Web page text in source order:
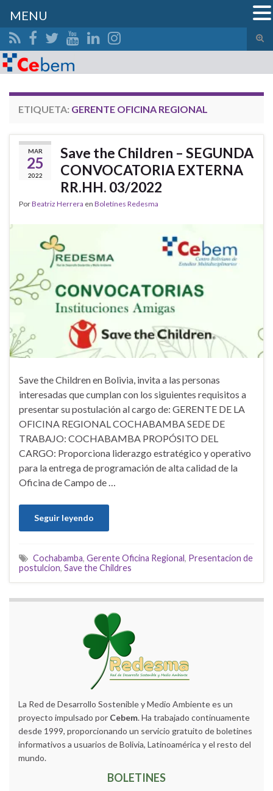
el
Search for:
ETIQUETA: GERENTE OFICINA REGIONAL
MAR
25
2022
Save the Children – SEGUNDA
CONVOCATORIA EXTERNA
RR.HH. 03/2022
PorBeatriz Herrera en Boletínes Redesma
Save the Children en Bolivia, invita a las personas
interesadas que cumplan con los siguientes requisitos a
presentar su postulación al cargo de: GERENTE DE LA
OFICINA REGIONAL COCHABAMBA SEDE DE
TRABAJO: COCHABAMBA PROPÓSITO DEL
CARGO: Proporciona liderazgo estratégico y operativo
para la entrega de programación de alta calidad de la
Oficina de Campo de …
Seguir leyendo
Cochabamba, Gerente Oficina Regional, Presentacion de
postulcion, Save the Childres
La Red de Desarrollo Sostenible y Medio Ambiente es un
proyecto impulsado por Cebem. Ha trabajado continuamente
desde 1999, proporcionando un servicio gratuito de boletines
informativos a usuarios de Bolivia, Latinoamérica y el resto del
mundo.
BOLETINES
MENU